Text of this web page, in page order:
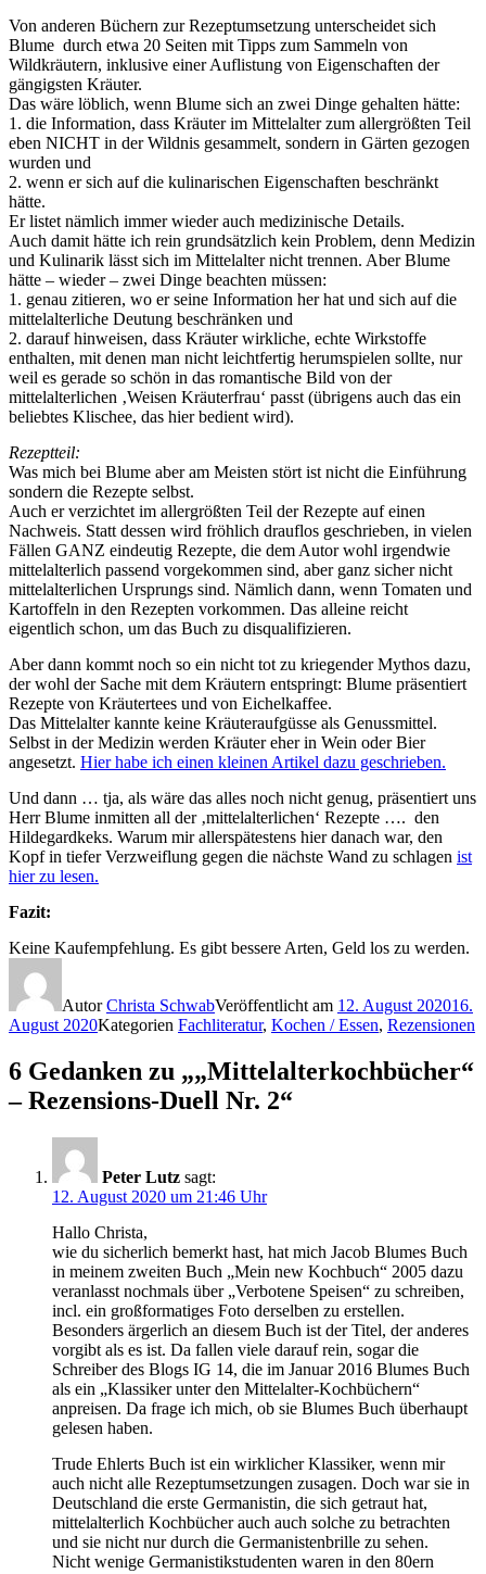
Von anderen Büchern zur Rezeptumsetzung unterscheidet sich
Blume durch etwa 20 Seiten mit Tipps zum Sammeln von
Wildkräutern, inklusive einer Auflistung von Eigenschaften der
gängigsten Kräuter.
Das wäre löblich, wenn Blume sich an zwei Dinge gehalten hätte:
1. die Information, dass Kräuter im Mittelalter zum allergrößten Teil
eben NICHT in der Wildnis gesammelt, sondern in Gärten gezogen
wurden und
2. wenn er sich auf die kulinarischen Eigenschaften beschränkt
hätte.
Er listet nämlich immer wieder auch medizinische Details.
Auch damit hätte ich rein grundsätzlich kein Problem, denn Medizin
und Kulinarik lässt sich im Mittelalter nicht trennen. Aber Blume
hätte – wieder – zwei Dinge beachten müssen:
1. genau zitieren, wo er seine Information her hat und sich auf die
mittelalterliche Deutung beschränken und
2. darauf hinweisen, dass Kräuter wirkliche, echte Wirkstoffe
enthalten, mit denen man nicht leichtfertig herumspielen sollte, nur
weil es gerade so schön in das romantische Bild von der
mittelalterlichen ‚Weisen Kräuterfrau‘ passt (übrigens auch das ein
beliebtes Klischee, das hier bedient wird).
Rezeptteil:
Was mich bei Blume aber am Meisten stört ist nicht die Einführung
sondern die Rezepte selbst.
Auch er verzichtet im allergrößten Teil der Rezepte auf einen
Nachweis. Statt dessen wird fröhlich drauflos geschrieben, in vielen
Fällen GANZ eindeutig Rezepte, die dem Autor wohl irgendwie
mittelalterlich passend vorgekommen sind, aber ganz sicher nicht
mittelalterlichen Ursprungs sind. Nämlich dann, wenn Tomaten und
Kartoffeln in den Rezepten vorkommen. Das alleine reicht
eigentlich schon, um das Buch zu disqualifizieren.
Aber dann kommt noch so ein nicht tot zu kriegender Mythos dazu,
der wohl der Sache mit dem Kräutern entspringt: Blume präsentiert
Rezepte von Kräutertees und von Eichelkaffee.
Das Mittelalter kannte keine Kräuteraufgüsse als Genussmittel.
Selbst in der Medizin werden Kräuter eher in Wein oder Bier
angesetzt. Hier habe ich einen kleinen Artikel dazu geschrieben.
Und dann … tja, als wäre das alles noch nicht genug, präsentiert uns
Herr Blume inmitten all der ‚mittelalterlichen‘ Rezepte …. den
Hildegardkeks. Warum mir allerspätestens hier danach war, den
Kopf in tiefer Verzweiflung gegen die nächste Wand zu schlagen ist
hier zu lesen.
Fazit:
Keine Kaufempfehlung. Es gibt bessere Arten, Geld los zu werden.
AutorChrista SchwabVeröffentlicht am 12. August 202016.
August 2020Kategorien Fachliteratur, Kochen / Essen, Rezensionen
6 Gedanken zu „„Mittelalterkochbücher“
– Rezensions-Duell Nr. 2“
Peter Lutz sagt:
12. August 2020 um 21:46 Uhr
Hallo Christa,
wie du sicherlich bemerkt hast, hat mich Jacob Blumes Buch
in meinem zweiten Buch „Mein new Kochbuch“ 2005 dazu
veranlasst nochmals über „Verbotene Speisen“ zu schreiben,
incl. ein großformatiges Foto derselben zu erstellen.
Besonders ärgerlich an diesem Buch ist der Titel, der anderes
vorgibt als es ist. Da fallen viele darauf rein, sogar die
Schreiber des Blogs IG 14, die im Januar 2016 Blumes Buch
als ein „Klassiker unter den Mittelalter-Kochbüchern“
anpreisen. Da frage ich mich, ob sie Blumes Buch überhaupt
gelesen haben.
Trude Ehlerts Buch ist ein wirklicher Klassiker, wenn mir
auch nicht alle Rezeptumsetzungen zusagen. Doch war sie in
Deutschland die erste Germanistin, die sich getraut hat,
mittelalterlich Kochbücher auch auch solche zu betrachten
und sie nicht nur durch die Germanistenbrille zu sehen.
Nicht wenige Germanistikstudenten waren in den 80ern